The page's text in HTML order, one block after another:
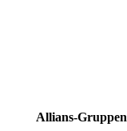
Allians-Gruppen